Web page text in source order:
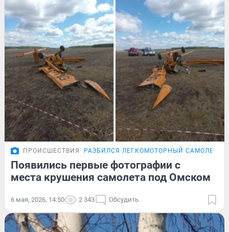
ПРОИСШЕСТВИЯ РАЗБИЛСЯ ЛЕГКОМОТОРНЫЙ САМОЛЕТ
Появились первые фотографии с
места крушения самолета под Омском
6 мая, 2026, 14:50 2 343 Обсудить